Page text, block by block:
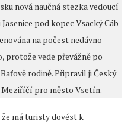
nová naučná stezka vedoucí
pod kopec Vsacký Cáb
na počest nedávno
protože vede převážně po
rodině. Připravil ji Český
pro město Vsetín.
má turisty dovést k